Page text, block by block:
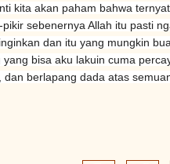
kita akan paham bahwa
sebenernya Allah itu pasti
dan itu yang mungkin
bisa aku lakuin cuma
berlapang dada atas